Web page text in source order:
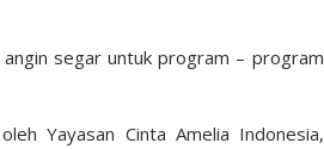
angin segar untuk program – program
Yayasan Cinta Amelia Indonesia,